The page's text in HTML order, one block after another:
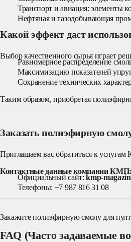
Транспорт и авиация: элементы
Нефтяная и газодобывающая
Какой эффект даст
Выбор качественного сырья играет
Равномерное распределение
Максимизацию показателей
Сохранение технических
Таким образом, приобретая
Заказать полиэфирную
Приглашаем вас обратиться к услугам
Контактные данные компании КМП:
Официальный сайт: kmp-
Телефоны: +7 987 816 31 08
Закажите полиэфирную смолу для
FAQ (Часто задаваемые